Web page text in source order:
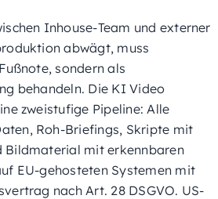
Inhouse-Team und externer
abwägt, muss
sondern als
behandeln. Die KI Video
zweistufige Pipeline: Alle
Roh-Briefings, Skripte mit
Bildmaterial mit erkennbaren
EU-gehosteten Systemen mit
nach Art. 28 DSGVO. US-